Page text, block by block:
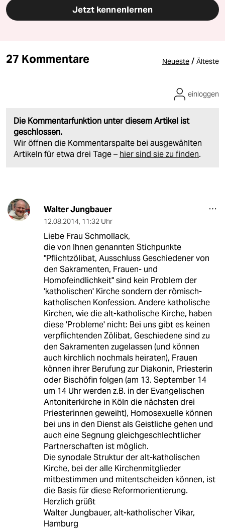
Jetzt kennenlernen
27 Kommentare Neueste / Älteste
Die Kommentarfunktion unter diesem Artikel ist
geschlossen.
Wir öffnen die Kommentarspalte bei ausgewählten
Artikeln für etwa drei Tage – hier sind sie zu finden.
einloggen
Walter Jungbauer
12.08.2014, 11:32 Uhr
Liebe Frau Schmollack,
die von Ihnen genannten Stichpunkte
"Pflichtzölibat, Ausschluss Geschiedener von
den Sakramenten, Frauen- und
Homofeindlichkeit" sind kein Problem der
'katholischen' Kirche sondern der römisch-
katholischen Konfession. Andere katholische
Kirchen, wie die alt-katholische Kirche, haben
diese 'Probleme' nicht: Bei uns gibt es keinen
verpflichtenden Zölibat, Geschiedene sind zu
den Sakramenten zugelassen (und können
auch kirchlich nochmals heiraten), Frauen
können ihrer Berufung zur Diakonin, Priesterin
oder Bischöfin folgen (am 13. September 14
um 14 Uhr werden z.B. in der Evangelischen
Antoniterkirche in Köln die nächsten drei
Priesterinnen geweiht), Homosexuelle können
bei uns in den Dienst als Geistliche gehen und
auch eine Segnung gleichgeschlechtlicher
Partnerschaften ist möglich.
Die synodale Struktur der alt-katholischen
Kirche, bei der alle Kirchenmitglieder
mitbestimmen und mitentscheiden können, ist
die Basis für diese Reformorientierung.
Herzlich grüßt
Walter Jungbauer, alt-katholischer Vikar,
Hamburg